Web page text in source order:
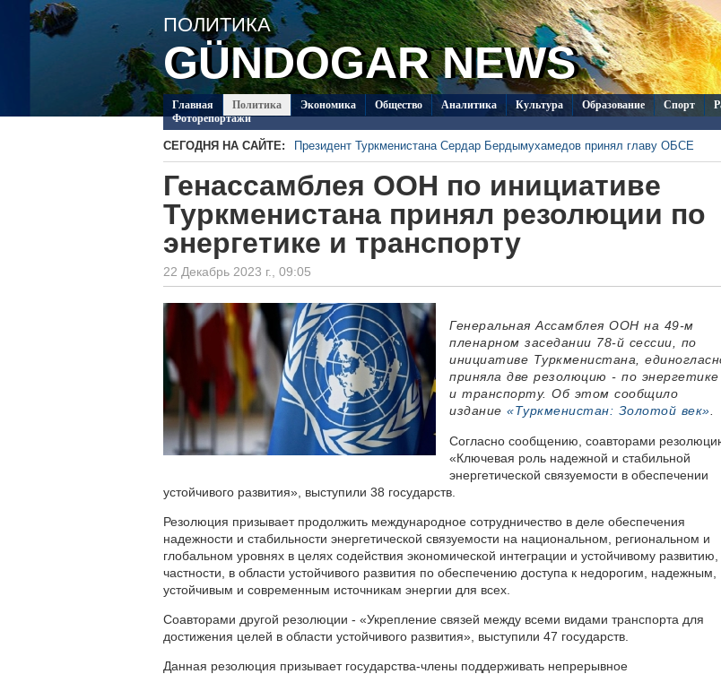
ПОЛИТИКA
GÜNDOGAR NEWS
Главная Политикa Экономика Общество Аналитика Культура Образование Спорт
Фоторепортажи
СЕГОДНЯ НА САЙТЕ: Президент Туркменистана Сердар Бердымухамедов принял главу ОБСЕ
В посольстве Туркменистана в Душанбе прошла встреча с новым послом
«Туркменпочта» продолжает развивать международный шопинг через
Глава ОБСЕ прибыл с визитом в Туркменистан
07 Август 2026 г., 15:03
Около 20 работ из стран СНГ поступило на конкурс документального кино в
Туркменистан пригласил Ассоциацию «Akhal-Téké France» на чемпионат мира
по коневодству
Генассамблея ООН по инициативе
Туркменистана принял резолюции по
энергетике и транспорту
22 Декабрь 2023 г., 09:05
Генеральная Ассамблея ООН на 49-м
пленарном заседании 78-й сессии, по
инициативе Туркменистана,
приняла две резолюцию - по энергетике
и транспорту. Об этом сообщило
издание «Туркменистан: Золотой век»
Согласно сообщению, соавторами
«Ключевая роль надежной и стабильной
энергетической связуемости в обеспечении
устойчивого развития», выступили 38 государств.
Резолюция призывает продолжить международное сотрудничество в деле обеспечения
надежности и стабильности энергетической связуемости на национальном, региональном и
глобальном уровнях в целях содействия экономической интеграции и устойчивому развитию,
частности, в области устойчивого развития по обеспечению доступа к недорогим, надежным,
устойчивым и современным источникам энергии для всех.
Соавторами другой резолюции - «Укрепление связей между всеми видами транспорта для
достижения целей в области устойчивого развития», выступили 47 государств.
Данная резолюция призывает государства-члены поддерживать непрерывное